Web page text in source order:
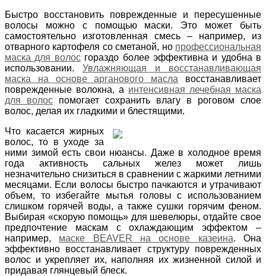
Быстро восстановить поврежденные и пересушенные
волосы можно с помощью маски. Это может быть
самостоятельно изготовленная смесь – например, из
отварного картофеля со сметаной, но профессиональная
маска для волосгораздо более эффективна и удобна в
использовании. Увлажняющая и восстанавливающая
маска на основе арганового масла восстанавливает
поврежденные волокна, а интенсивная лечебная маска
для волос помогает сохранить влагу в роговом слое
волос, делая их гладкими и блестящими.
Что касается жирных
волос, то в уходе за
ними зимой есть свои нюансы. Даже в холодное время
года активность сальных желез может лишь
незначительно снизиться в сравнении с жаркими летними
месяцами. Если волосы быстро пачкаются и утрачивают
объем, то избегайте мытья головы с использованием
слишком горячей воды, а также сушки горячим феном.
Выбирая «скорую помощь» для шевелюры, отдайте свое
предпочтение маскам с охлаждающим эффектом –
например, маске BEAVER на основе казеина. Она
эффективно восстанавливает структуру поврежденных
волос и укрепляет их, наполняя их жизненной силой и
придавая глянцевый блеск.